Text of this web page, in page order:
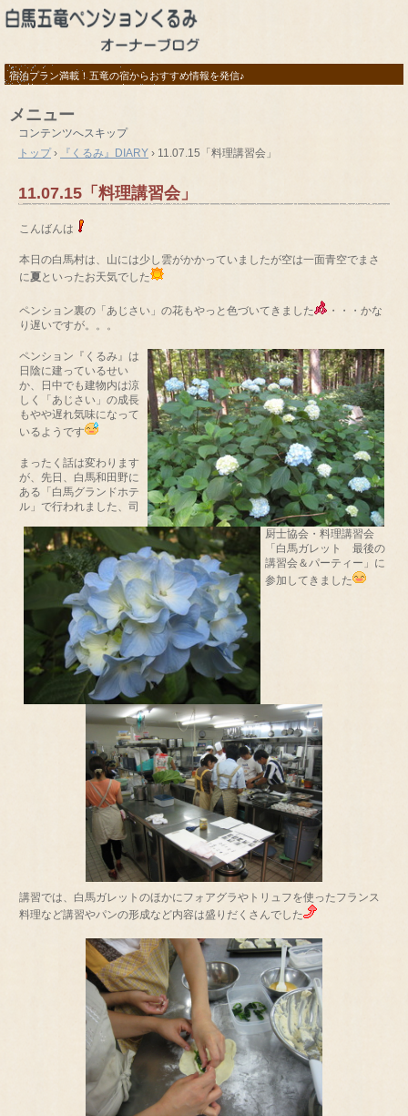
宿泊プラン満載！五竜の宿からおすすめ情報を発信♪
メニュー
コンテンツへスキップ
トップ › 『くるみ』DIARY › 11.07.15「料理講習会」
11.07.15「料理講習会」
こんばんは
本日の白馬村は、山には少し雲がかかっていましたが空は一面青空でまさ
に夏 といったお天気でした
ペンション裏の「あじさい」の花もやっと色づいてきました
・・・かな
り遅いですが。。。
ペンション『くるみ』は
日陰に建っているせい
か、日中でも建物内は涼
しく「あじさい」の成長
もやや遅れ気味になって
いるようです
まったく話は変わります
が、先日、白馬和田野に
ある「白馬グランドホテ
ル」で行われました、司
厨士協会・料理講習会
「白馬ガレット 最後の
講習会＆パーティー」に
参加してきました
講習では、白馬ガレットのほかにフォアグラやトリュフを使ったフランス
料理など講習やパンの形成など内容は盛りだくさんでした